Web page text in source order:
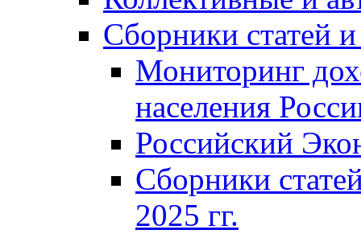
Сборники статей
Мониторинг
населения
Российский
Сборники
2025 гг.